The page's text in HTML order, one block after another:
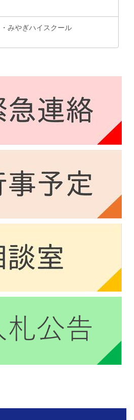
みやぎハイスクール